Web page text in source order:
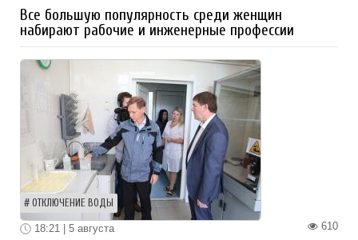
Все большую популярность среди женщин
набирают рабочие и инженерные профессии
ОТКЛЮЧЕНИЕ ВОДЫ
610
18:21 | 5 августа